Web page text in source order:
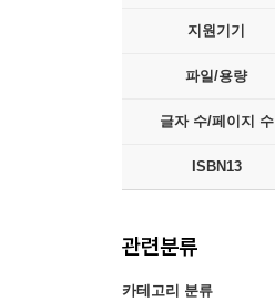
지원기기
파일/용량
글자 수/페이지 수
ISBN13
관련분류
카테고리 분류